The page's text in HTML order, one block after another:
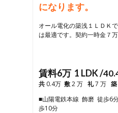
になります。
オール電化の築浅１ＬＤＫ
は最適です。契約一時金７万
賃料6万 1 LDK /
共 0.4万 敷2 万 礼7 万 築
■山陽電鉄本線 飾磨 徒歩6
歩10分